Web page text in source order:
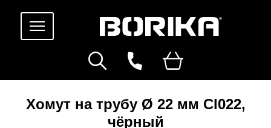
Хомут на трубу Ø 22 мм Cl022,
чёрный